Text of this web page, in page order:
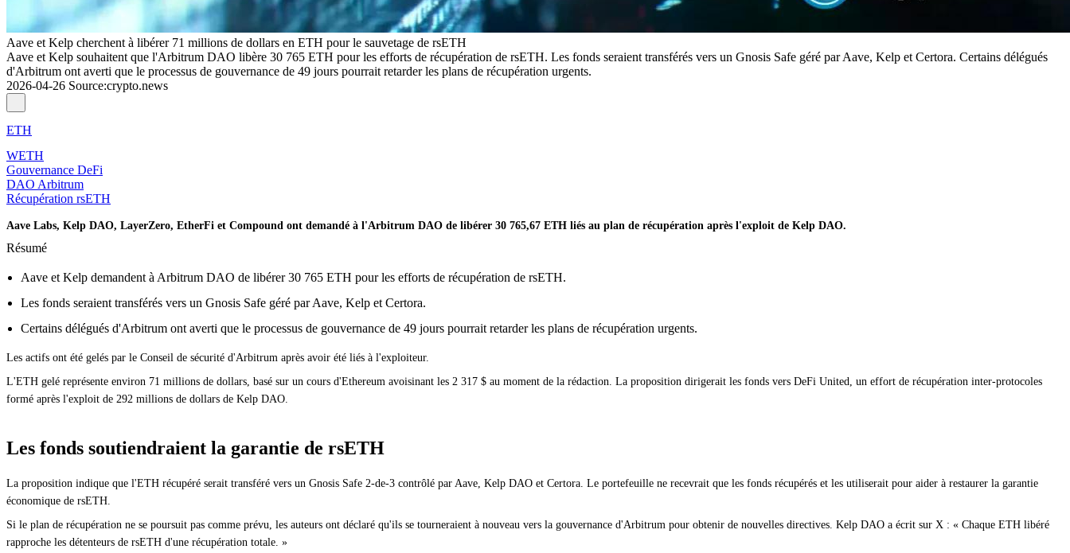
Aave et Kelp cherchent à libérer 71 millions de dollars en ETH pour le sauvetage de rsETH
Aave et Kelp souhaitent que l'Arbitrum DAO libère 30 765 ETH pour les efforts de récupération de rsETH. Les fonds seraient transférés vers un Gnosis Safe géré par Aave, Kelp et Certora. Certains délégués
d'Arbitrum ont averti que le processus de gouvernance de 49 jours pourrait retarder les plans de récupération urgents.
2026-04-26 Source:crypto.news
ETH
WETH
Gouvernance DeFi
DAO Arbitrum
Récupération rsETH
Aave Labs, Kelp DAO, LayerZero, EtherFi et Compound ont demandé à l'Arbitrum DAO de libérer 30 765,67 ETH liés au plan de récupération après l'exploit de Kelp DAO.
Résumé
Aave et Kelp demandent à Arbitrum DAO de libérer 30 765 ETH pour les efforts de récupération de rsETH.
Les fonds seraient transférés vers un Gnosis Safe géré par Aave, Kelp et Certora.
Certains délégués d'Arbitrum ont averti que le processus de gouvernance de 49 jours pourrait retarder les plans de récupération urgents.
Les actifs ont été gelés par le Conseil de sécurité d'Arbitrum après avoir été liés à l'exploiteur.
L'ETH gelé représente environ 71 millions de dollars, basé sur un cours d'Ethereum avoisinant les 2 317 $ au moment de la rédaction. La proposition dirigerait les fonds vers DeFi United, un effort de récupération inter-protocoles
formé après l'exploit de 292 millions de dollars de Kelp DAO.
Les fonds soutiendraient la garantie de rsETH
La proposition indique que l'ETH récupéré serait transféré vers un Gnosis Safe 2-de-3 contrôlé par Aave, Kelp DAO et Certora. Le portefeuille ne recevrait que les fonds récupérés et les utiliserait pour aider à restaurer la garantie
économique de rsETH.
Si le plan de récupération ne se poursuit pas comme prévu, les auteurs ont déclaré qu'ils se tourneraient à nouveau vers la gouvernance d'Arbitrum pour obtenir de nouvelles directives. Kelp DAO a écrit sur X : « Chaque ETH libéré
rapproche les détenteurs de rsETH d'une récupération totale. »